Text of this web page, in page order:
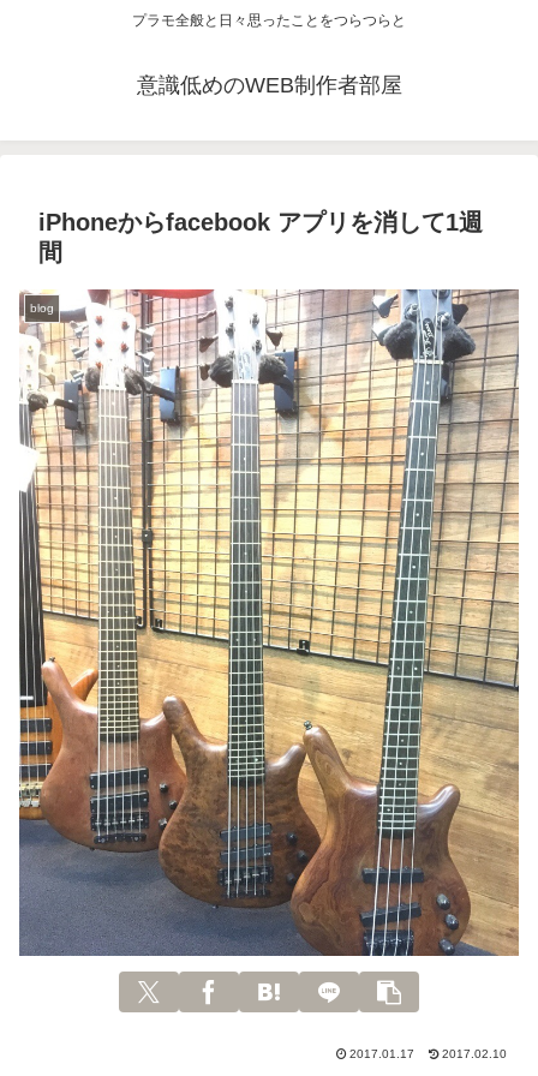
プラモ全般と日々思ったことをつらつらと
意識低めのWEB制作者部屋
iPhoneからfacebook アプリを消して1週
間
blog
2017.01.17 2017.02.10